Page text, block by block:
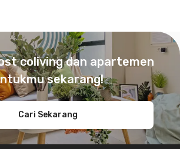
coliving dan apartemen
sekarang!
Cari Sekarang